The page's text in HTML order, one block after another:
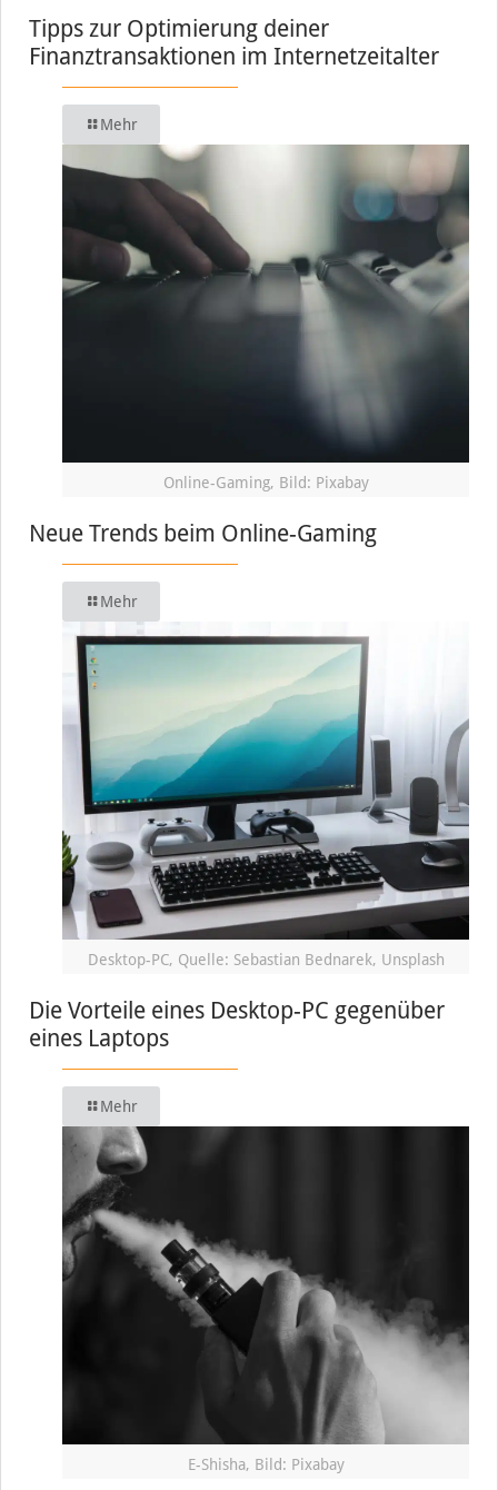
Tipps zur Optimierung deiner
Finanztransaktionen im Internetzeitalter
Mehr
Online-Gaming, Bild: Pixabay
Neue Trends beim Online-Gaming
Mehr
Desktop-PC, Quelle: Sebastian Bednarek, Unsplash
Die Vorteile eines Desktop-PC gegenüber
eines Laptops
Mehr
E-Shisha, Bild: Pixabay